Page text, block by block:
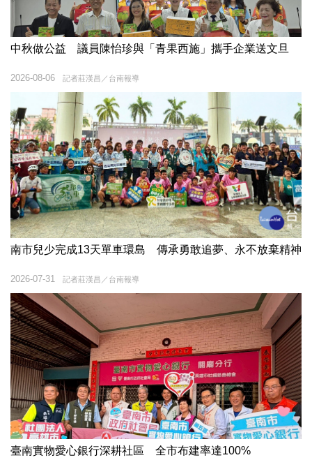
中秋做公益 議員陳怡珍與「青果西施」攜手企業送文旦
記者莊漢昌／台南報導
2026-08-06
南市兒少完成13天單車環島 傳承勇敢追夢、永不放棄精神
記者莊漢昌／台南報導
2026-07-31
臺南實物愛心銀行深耕社區 全市布建率達100%